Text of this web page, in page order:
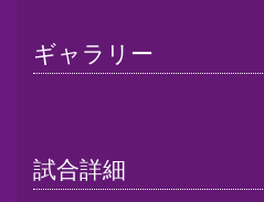
ギャラリー
試合詳細